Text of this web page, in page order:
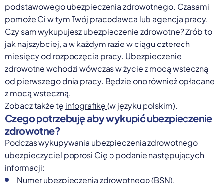
podstawowego ubezpieczenia zdrowotnego. Czasami
pomoże Ci w tym Twój pracodawca lub agencja pracy.
Czy sam wykupujesz ubezpieczenie zdrowotne? Zrób to
jak najszybciej, a w każdym razie w ciągu czterech
miesięcy od rozpoczęcia pracy. Ubezpieczenie
zdrowotne wchodzi wówczas w życie z mocą wsteczną
od pierwszego dnia pracy. Będzie ono również opłacane
z mocą wsteczną.
Zobacz także tę infografikę(w języku polskim).
Czego potrzebuję aby wykupić ubezpieczenie
zdrowotne?
Podczas wykupywania ubezpieczenia zdrowotnego
ubezpieczyciel poprosi Cię o podanie następujących
informacji:
Numer ubezpieczenia zdrowotnego (BSN).